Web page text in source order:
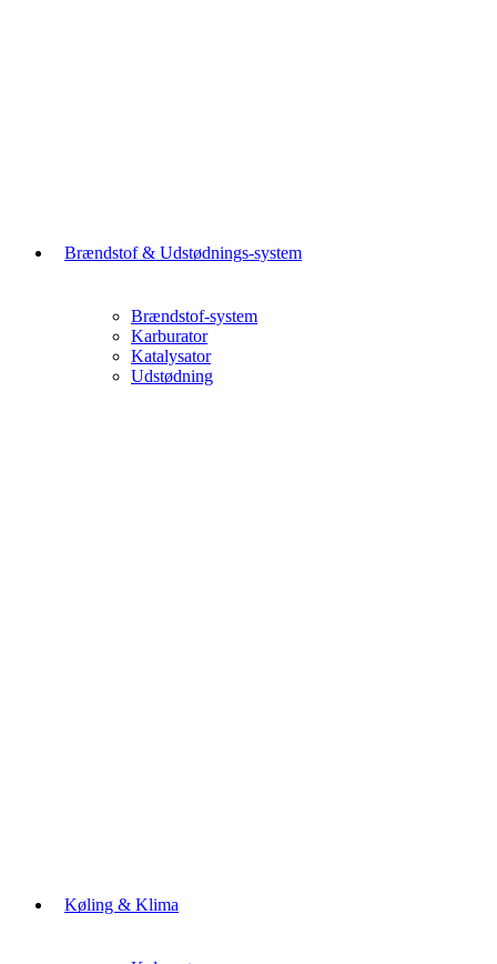
Brændstof & Udstødnings-system
Brændstof-system
Karburator
Katalysator
Udstødning
Køling & Klima